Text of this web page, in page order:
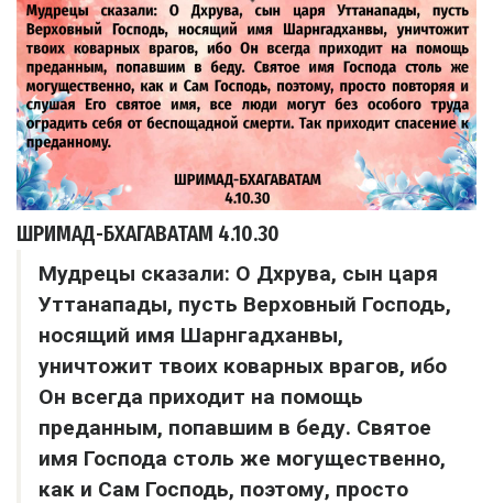
ШРИМАД-БХАГАВАТАМ 4.10.30
Мудрецы сказали: О Дхрува, сын царя
Уттанапады, пусть Верховный Господь,
носящий имя Шарнгадханвы,
уничтожит твоих коварных врагов, ибо
Он всегда приходит на помощь
преданным, попавшим в беду. Святое
имя Господа столь же могущественно,
как и Сам Господь, поэтому, просто